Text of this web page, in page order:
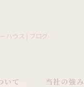
ハウス | ブログ
いて 当社の強み